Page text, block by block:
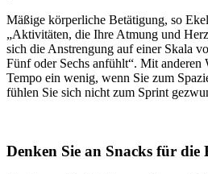
Mäßige körperliche Betätigung, so
„Aktivitäten, die Ihre Atmung und
sich die Anstrengung auf einer Skala
Fünf oder Sechs anfühlt“. Mit anderen
Tempo ein wenig, wenn Sie zum
fühlen Sie sich nicht zum Sprint
Denken Sie an Snacks für die